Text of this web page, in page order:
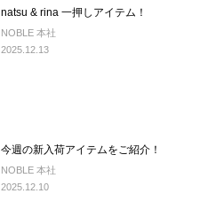
natsu & rina 一押しアイテム！
NOBLE 本社
2025.12.13
今週の新入荷アイテムをご紹介！
NOBLE 本社
2025.12.10